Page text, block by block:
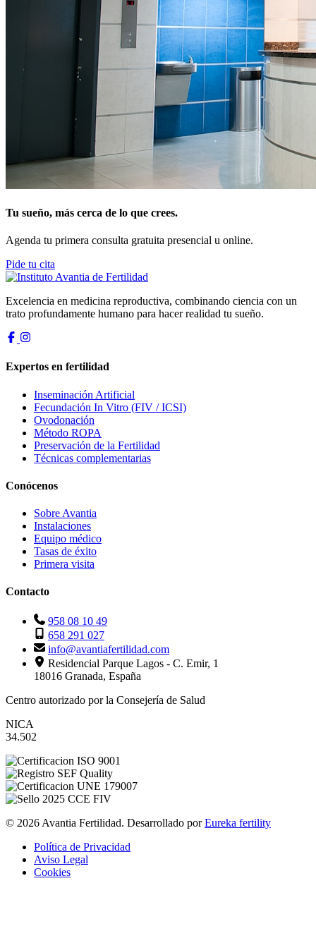
Tu sueño, más cerca de lo que crees.
Agenda tu primera consulta gratuita presencial u online.
Pide tu cita
Excelencia en medicina reproductiva, combinando ciencia con un
trato profundamente humano para hacer realidad tu sueño.
Expertos en fertilidad
Inseminación Artificial
Fecundación In Vitro (FIV / ICSI)
Ovodonación
Método ROPA
Preservación de la Fertilidad
Técnicas complementarias
Conócenos
Sobre Avantia
Instalaciones
Equipo médico
Tasas de éxito
Primera visita
Contacto
958 08 10 49
658 291 027
info@avantiafertilidad.com
Residencial Parque Lagos - C. Emir, 1
18016 Granada, España
Centro autorizado por la Consejería de Salud
NICA
34.502
© 2026 Avantia Fertilidad. Desarrollado porEureka fertility
Política de Privacidad
Aviso Legal
Cookies